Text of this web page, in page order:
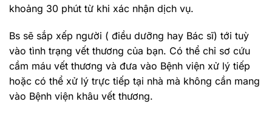
khoảng 30 phút từ khi xác nhận dịch vụ.
Bs sẽ sắp xếp người ( điều dưỡng hay Bác sĩ) tới tuỳ
vào tình trạng vết thương của bạn. Có thể chỉ sơ cứu
cầm máu vết thương và đưa vào Bệnh viện xử lý tiếp
hoặc có thể xử lý trực tiếp tại nhà mà không cần mang
vào Bệnh viện khâu vết thương.